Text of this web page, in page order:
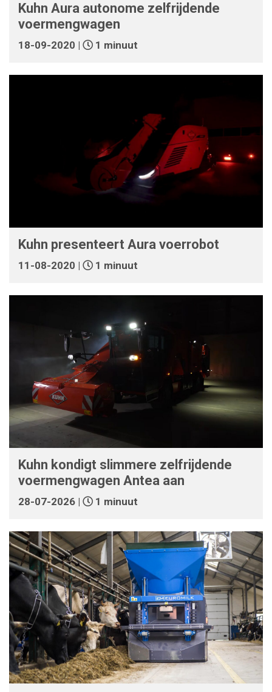
Kuhn Aura autonome zelfrijdende
voermengwagen
18-09-2020 | 1 minuut
Kuhn presenteert Aura voerrobot
11-08-2020 | 1 minuut
Kuhn kondigt slimmere zelfrijdende
voermengwagen Antea aan
28-07-2026 | 1 minuut